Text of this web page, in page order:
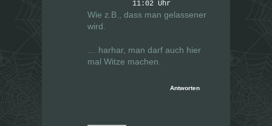
11:02 Uhr
Wie z.B., dass man gelassener
wird.
… harhar, man darf auch hier
mal Witze machen.
Antworten